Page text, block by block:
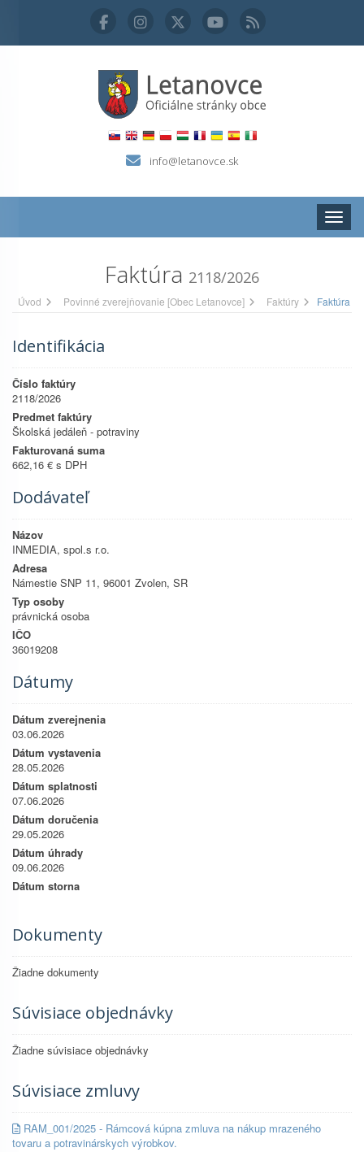
info@letanovce.sk
Faktúra 2118/2026
Úvod Povinné zverejňovanie [Obec Letanovce] Faktúry Faktúra
Identifikácia
Číslo faktúry
2118/2026
Predmet faktúry
Školská jedáleň - potraviny
Fakturovaná suma
662,16 € s DPH
Dodávateľ
Názov
INMEDIA, spol.s r.o.
Adresa
Námestie SNP 11, 96001 Zvolen, SR
Typ osoby
právnická osoba
IČO
36019208
Dátumy
Dátum zverejnenia
03.06.2026
Dátum vystavenia
28.05.2026
Dátum splatnosti
07.06.2026
Dátum doručenia
29.05.2026
Dátum úhrady
09.06.2026
Dátum storna
Dokumenty
Žiadne dokumenty
Súvisiace objednávky
Žiadne súvisiace objednávky
Súvisiace zmluvy
RAM_001/2025 - Rámcová kúpna zmluva na nákup mrazeného
tovaru a potravinárskych výrobkov.